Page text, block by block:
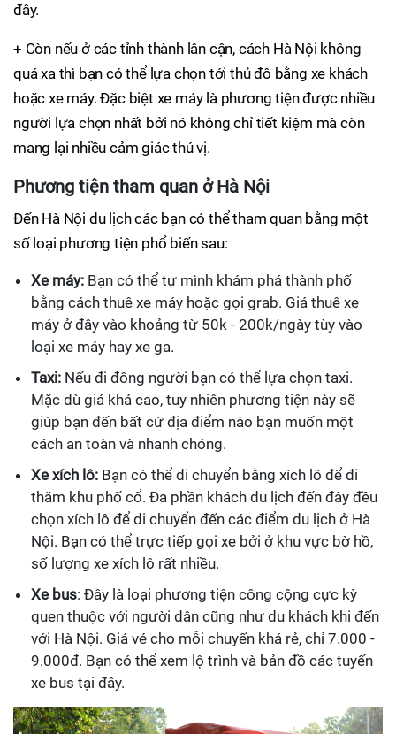
đây.
+ Còn nếu ở các tỉnh thành lân cận, cách Hà Nội không
quá xa thì bạn có thể lựa chọn tới thủ đô bằng xe khách
hoặc xe máy. Đặc biệt xe máy là phương tiện được nhiều
người lựa chọn nhất bởi nó không chỉ tiết kiệm mà còn
mang lại nhiều cảm giác thú vị.
Phương tiện tham quan ở Hà Nội
Đến Hà Nội du lịch các bạn có thể tham quan bằng một
số loại phương tiện phổ biến sau:
Xe máy: Bạn có thể tự mình khám phá thành phố
bằng cách thuê xe máy hoặc gọi grab. Giá thuê xe
máy ở đây vào khoảng từ 50k - 200k/ngày tùy vào
loại xe máy hay xe ga.
Taxi: Nếu đi đông người bạn có thể lựa chọn taxi.
Mặc dù giá khá cao, tuy nhiên phương tiện này sẽ
giúp bạn đến bất cứ địa điểm nào bạn muốn một
cách an toàn và nhanh chóng.
Xe xích lô: Bạn có thể di chuyển bằng xích lô để đi
thăm khu phố cổ. Đa phần khách du lịch đến đây đều
chọn xích lô để di chuyển đến các điểm du lịch ở Hà
Nội. Bạn có thể trực tiếp gọi xe bởi ở khu vực bờ hồ,
số lượng xe xích lô rất nhiều.
Xe bus: Đây là loại phương tiện công cộng cực kỳ
quen thuộc với người dân cũng như du khách khi đến
với Hà Nội. Giá vé cho mỗi chuyến khá rẻ, chỉ 7.000 -
9.000đ. Bạn có thể xem lộ trình và bản đồ các tuyến
xe bus tại đây.